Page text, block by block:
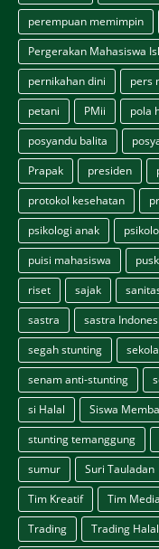
perempuan memimpin
Pergerakan Mahasiswa
pernikahan dini
pers
petani
PMii pola
posyandu balita
Prapak
presiden
protokol kesehatan
psikologi anak
puisi mahasiswa
riset
sajak
sastra
sastra
segah stunting
senam anti-stunting
si Halal
Siswa
stunting temanggung
sumur
Suri Tauladan
Tim Kreatif
Tim
Trading
Trading Halal